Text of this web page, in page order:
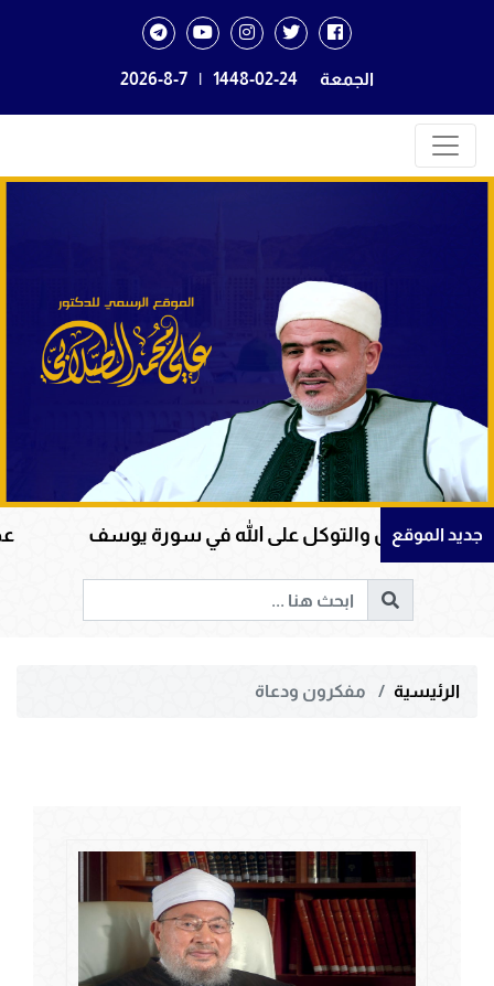
الجمعة 1448-02-24
|
2026-8-7
جديد الموقع
والتوكل على الله في سورة يوسف عظمة
الرئيسية مفكرون ودعاة